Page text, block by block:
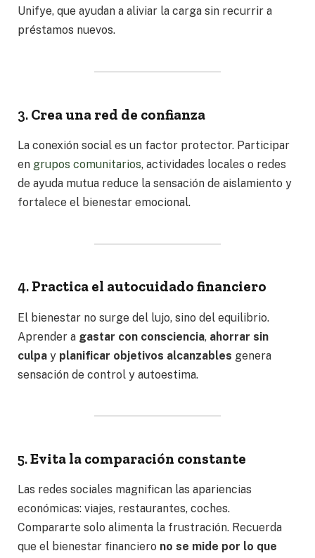
Unifye, que ayudan a aliviar la carga sin recurrir a
préstamos nuevos.
3. Crea una red de confianza
La conexión social es un factor protector. Participar
en grupos comunitarios, actividades locales o redes
de ayuda mutua reduce la sensación de aislamiento y
fortalece el bienestar emocional.
4. Practica el autocuidado financiero
El bienestar no surge del lujo, sino del equilibrio.
Aprender a gastar con consciencia, ahorrar sin
culpa y planificar objetivos alcanzables genera
sensación de control y autoestima.
5.Evita la comparación constante
Las redes sociales magnifican las apariencias
económicas: viajes, restaurantes, coches.
Compararte solo alimenta la frustración. Recuerda
que el bienestar financiero no se mide por lo que